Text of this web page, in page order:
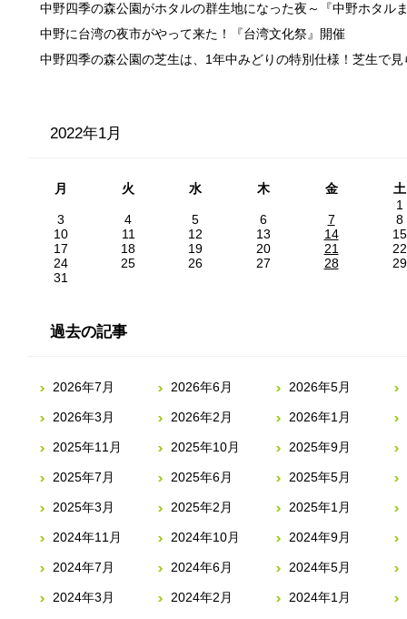
中野四季の森公園がホタルの群生地になった夜～『中野ホタル
中野に台湾の夜市がやって来た！『台湾文化祭』開催
中野四季の森公園の芝生は、1年中みどりの特別仕様！芝生で
2022年1月
月 火 水 木 金
土
1
3
4 5 6 7
8
10
11 12 13 14
15
17
18 19 20 21
22
24
25 26 27 28
29
31
過去の記事
2026年7月 2026年6月 2026年5月
2026年3月 2026年2月 2026年1月
2025年11月 2025年10月 2025年9月
2025年7月 2025年6月 2025年5月
2025年3月 2025年2月 2025年1月
2024年11月 2024年10月 2024年9月
2024年7月 2024年6月 2024年5月
2024年3月 2024年2月 2024年1月